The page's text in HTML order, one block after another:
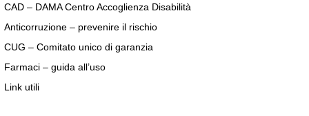
CAD – DAMA Centro Accoglienza Disabilità
Anticorruzione – prevenire il rischio
CUG – Comitato unico di garanzia
Farmaci – guida all’uso
Link utili